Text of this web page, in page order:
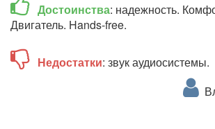
Достоинства: надежность.
Двигатель. Hands-free.
Недостатки: звук аудиосистемы.